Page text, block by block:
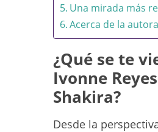
Una mirada más
Acerca de la autora
¿Qué se te
Ivonne
Shakira?
Desde la